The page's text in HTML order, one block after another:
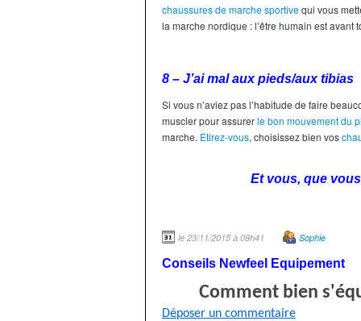
chaussures de marche sportivequi vous
la marche nordique : l’être humain est avant
8 – J’ai mal aux pieds/aux tibias
Si vous n’aviez pas l’habitude de faire
muscler pour assurerle bon mouvement du
marche. Etirez-vous, choisissez bien vos
Et vous, que
le 23/11/2015 à 09h41 Sophie
Conseils Newfeel Equipement
Comment bien
Déposer un commentaire